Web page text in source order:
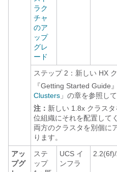
ラク
チャ
のア
ップ
グレ
ード
ステップ 2：新しい HX
『Getting Started Guide
Clusters 」の章を参照し
注： 新しい 1.8x クラス
位組織にそれを配置して
両方のクラスタを別個に
ります。
アッ
プグ
ステ
ップ
UCS イ
ンフラ